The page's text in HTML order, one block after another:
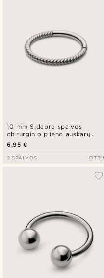
10 mm Sidabro spalvos
chirurginio plieno auskarų
žiedas
6,95 €
3 SPALVOS OTSU